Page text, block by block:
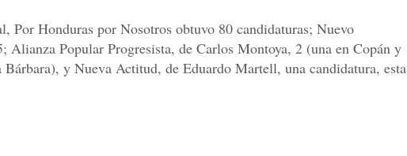
Por Honduras por Nosotros obtuvo 80 candidaturas; Nuevo
Alianza Popular Progresista, de Carlos Montoya, 2 (una en Copán y
Bárbara), y Nueva Actitud, de Eduardo Martell, una candidatura, esta